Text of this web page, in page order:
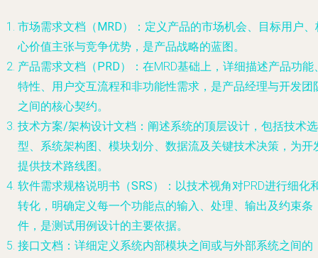
市场需求文档（MRD）
：定义产品的市场机会、目标用户、
心价值主张与竞争优势，是产品战略的蓝图。
产品需求文档（PRD）
：在MRD基础上，详细描述产品功能
特性、用户交互流程和非功能性需求，是产品经理与开发团
之间的核心契约。
技术方案/架构设计文档 ：阐述系统的顶层设计，包括技术选
型、系统架构图、模块划分、数据流及关键技术决策，为开
提供技术路线图。
软件需求规格说明书（SRS）
：以技术视角对PRD进行细化
转化，明确定义每一个功能点的输入、处理、输出及约束条
件，是测试用例设计的主要依据。
接口文档 ：详细定义系统内部模块之间或与外部系统之间的